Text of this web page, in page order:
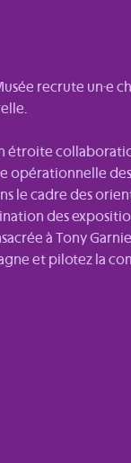
recrute un·e
étroite
opérationnelle
le cadre des
des
à Tony
et pilotez la